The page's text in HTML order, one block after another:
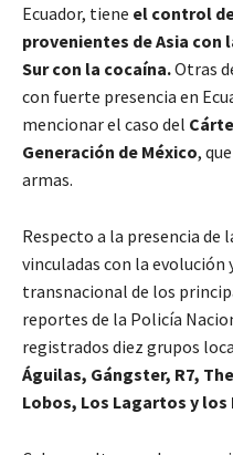
Ecuador, tiene el control
provenientes de Asia con
Sur con la cocaína.Otras
con fuerte presencia en
mencionar el caso del
Generación de México,
armas.
Respecto a la presencia de
vinculadas con la evolución
transnacional de los
reportes de la Policía
registrados diez grupos
Águilas, Gángster, R7,
Lobos, Los Lagartos y los